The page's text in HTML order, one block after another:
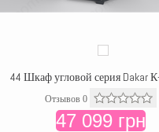
44 Шкаф угловой серия Dakar
Отзывов 0
47 099 грн